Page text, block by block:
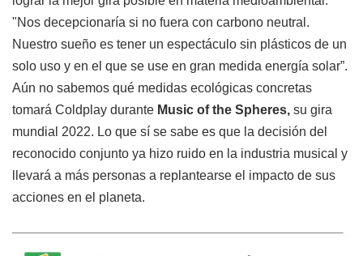
"Nos decepcionaría si no fuera con carbono neutral.
Nuestro sueño es tener un espectáculo sin plásticos de un
solo uso y en el que se use en gran medida energía solar”.
Aún no sabemos qué medidas ecológicas concretas
tomará Coldplay durante Music of the Spheres, su gira
mundial 2022. Lo que sí se sabe es que la decisión del
reconocido conjunto ya hizo ruido en la industria musical y
llevará a más personas a replantearse el impacto de sus
acciones en el planeta.